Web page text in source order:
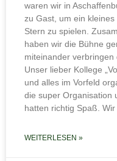
waren wir in
zu Gast, um ein
Stern zu spielen.
haben wir die Bühne
miteinander
Unser lieber Kollege
und alles im Vorfeld
die super Organisation
hatten richtig Spaß.
WEITERLESEN »